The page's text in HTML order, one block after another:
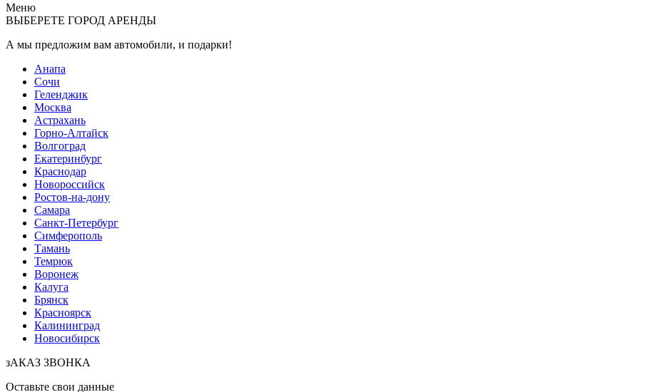
Меню
ВЫБЕРЕТЕ ГОРОД АРЕНДЫ
А мы предложим вам автомобили, и подарки!
Анапа
Сочи
Геленджик
Москва
Астрахань
Горно-Алтайск
Волгоград
Екатеринбург
Краснодар
Новороссийск
Ростов-на-дону
Самара
Санкт-Петербург
Симферополь
Тамань
Темрюк
Воронеж
Калуга
Брянск
Красноярск
Калининград
Новосибирск
зАКАЗ ЗВОНКА
Оставьте свои данные